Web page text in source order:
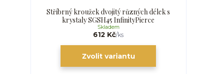
Stříbrný kroužek dvojitý různých délek s
krystaly SGSH45 InfinityPierce
612 Kč/ks
Skladem
Zvolit variantu